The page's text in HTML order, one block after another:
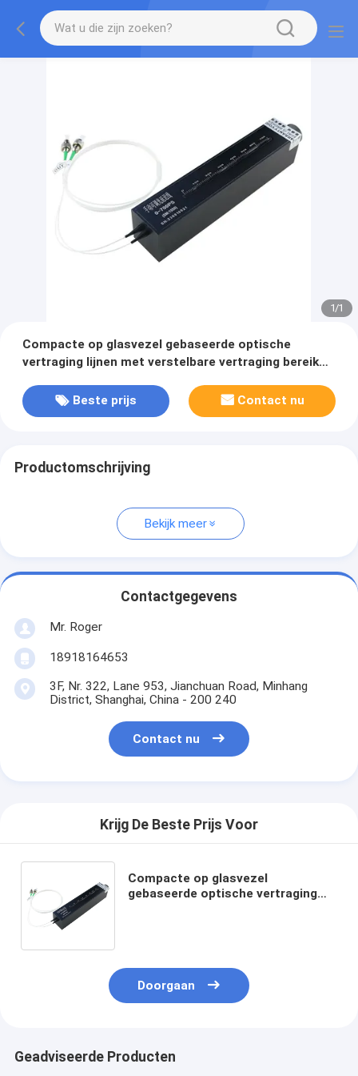
1/1
Compacte op glasvezel gebaseerde optische
vertraging lijnen met verstelbare vertraging bereik
Beste prijs
Contact nu
Productomschrijving
Bekijk meer
Contactgegevens
Mr. Roger
18918164653
3F, Nr. 322, Lane 953, Jianchuan Road, Minhang
District, Shanghai, China - 200 240
Contact nu
Krijg De Beste Prijs Voor
Compacte op glasvezel
gebaseerde optische vertraging
Doorgaan
Geadviseerde Producten